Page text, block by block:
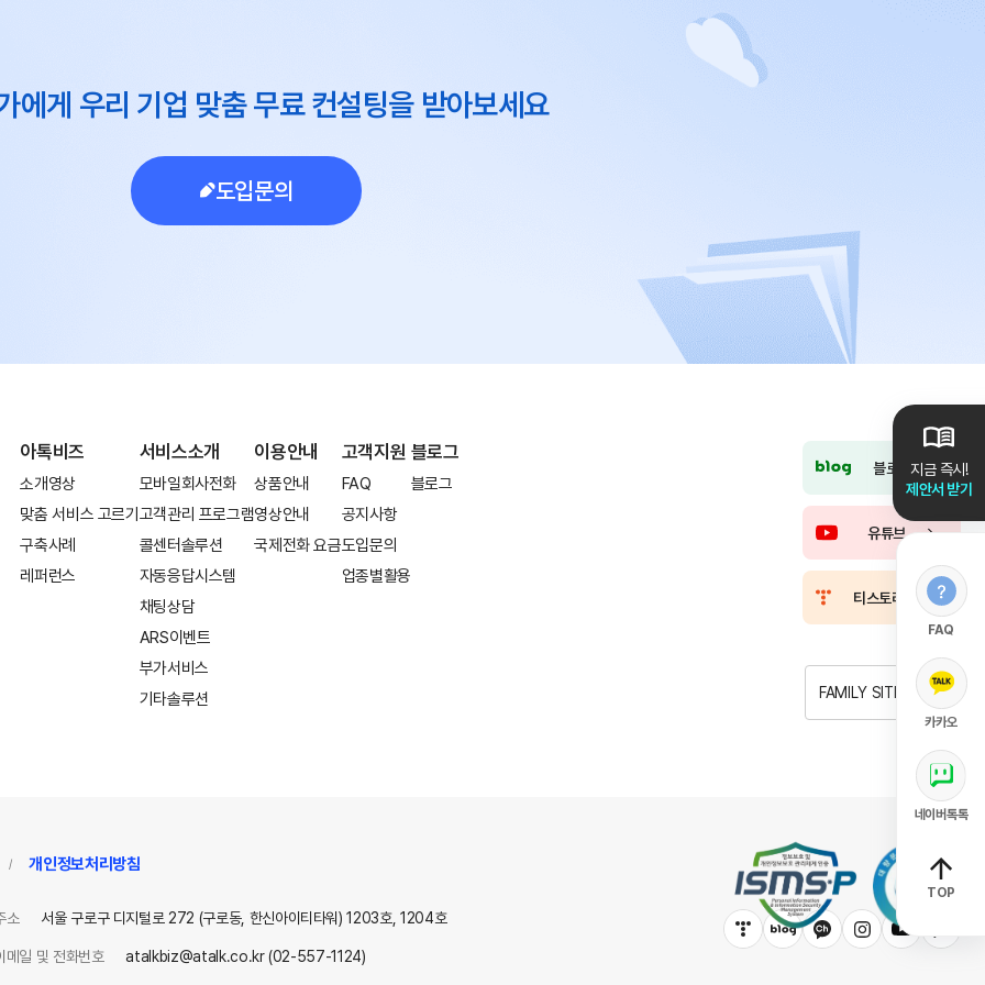
지금 즉시!
제안서 받기
FAQ
카카오
네이버톡톡
TOP
에게 우리 기업 맞춤 무료 컨설팅을 받아보세요
도입문의
아톡비즈
소개영상
맞춤 서비스 고르기
구축사례
레퍼런스
서비스소개
모바일회사전화
고객관리 프로그램
콜센터솔루션
자동응답시스템
채팅상담
ARS이벤트
부가서비스
기타솔루션
이용안내
상품안내
영상안내
국제전화 요금
고객지원
FAQ
공지사항
도입문의
업종별활용
블로그
블로그
블로그
유튜브
티스토리
FAMILY SITE
/ 개인정보처리방침
소 서울 구로구 디지털로 272 (구로동, 한신아이티타워) 1203호, 1204호
메일 및 전화번호 atalkbiz@atalk.co.kr (02-557-1124)